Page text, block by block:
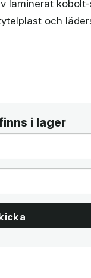
laminerat
och
i lager